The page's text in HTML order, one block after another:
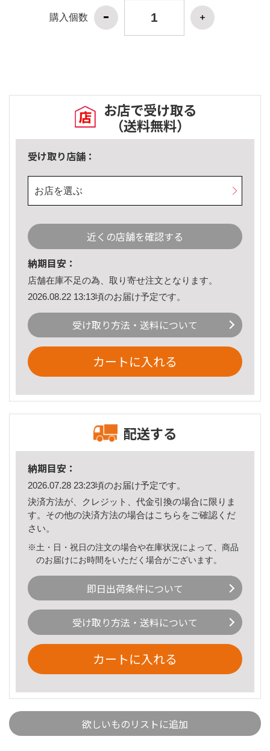
購入個数
お店で受け取る
（送料無料）
受け取り店舗：
お店を選ぶ
近くの店舗を確認する
納期目安：
店舗在庫不足の為、取り寄せ注文となります。
2026.08.22 13:13頃のお届け予定です。
受け取り方法・送料について
カートに入れる
配送する
納期目安：
2026.07.28 23:23頃のお届け予定です。
決済方法が、クレジット、代金引換の場合に限りま
す。その他の決済方法の場合はこちら をご確認くだ
さい。
※土・日・祝日の注文の場合や在庫状況によって、商品
のお届けにお時間をいただく場合がございます。
即日出荷条件について
受け取り方法・送料について
カートに入れる
欲しいものリストに追加